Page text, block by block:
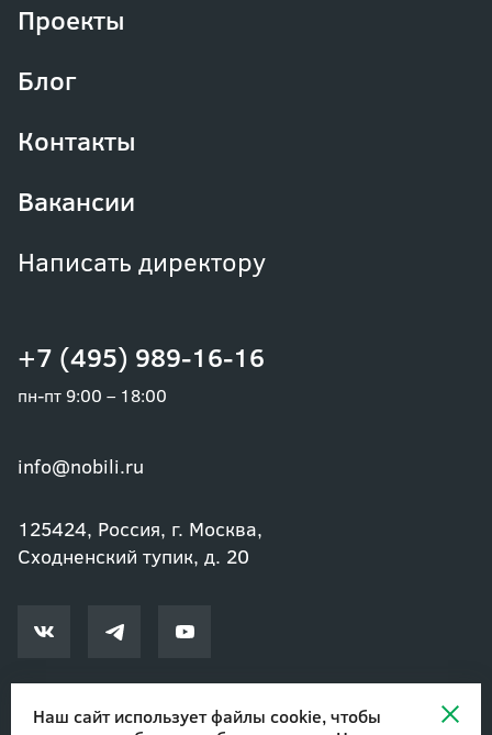
Наш сайт использует файлы cookie, чтобы
+7 (495) 989-16-16
пн-пт 9:00 – 18:00
info@nobili.ru
125424, Россия, г. Москва,
Сходненский тупик, д. 20
Проекты
Блог
Контакты
Вакансии
Написать директору